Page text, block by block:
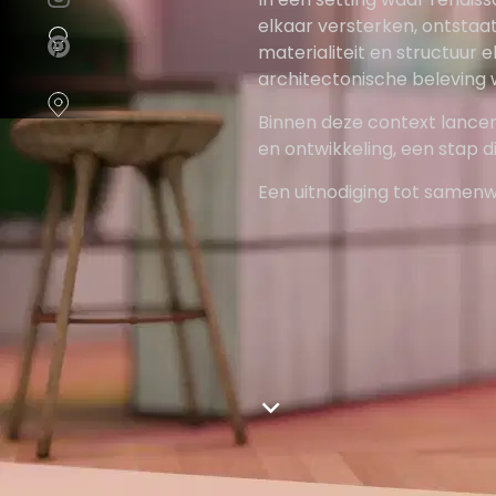
elkaar versterken,
materialiteit en structuur
architectonische beleving
Binnen deze context
en ontwikkeling, een stap
Een uitnodiging tot
COOKIE-
INSTELLINGEN
ALLES
AFWIJZEN
ALLE
COOKIES
ACCEPTEREN